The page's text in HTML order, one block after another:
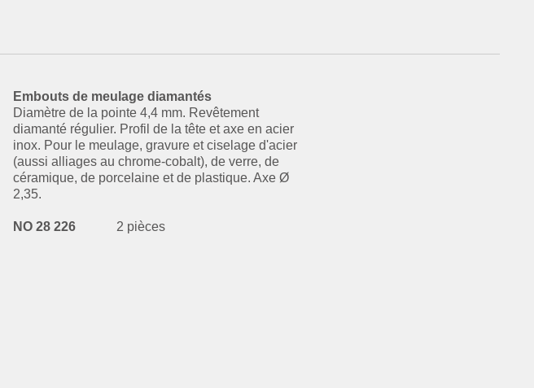
Embouts de meulage diamantés
Diamètre de la pointe 4,4 mm. Revêtement
diamanté régulier. Profil de la tête et axe en acier
inox. Pour le meulage, gravure et ciselage d'acier
(aussi alliages au chrome-cobalt), de verre, de
céramique, de porcelaine et de plastique. Axe Ø
2,35.
NO 28 226 2 pièces